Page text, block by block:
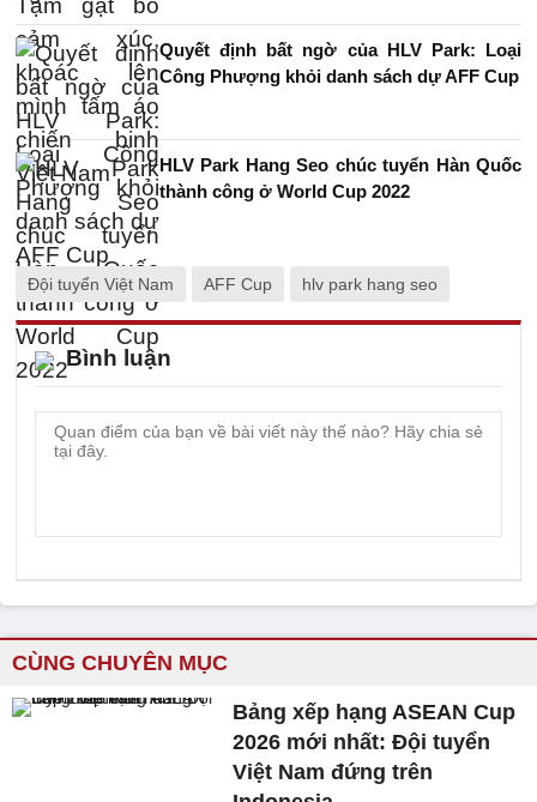
Quyết định bất ngờ của HLV Park: Loại
Công Phượng khỏi danh sách dự AFF Cup
HLV Park Hang Seo chúc tuyển Hàn Quốc
thành công ở World Cup 2022
Đội tuyển Việt Nam AFF Cup hlv park hang seo
Bình luận
CÙNG CHUYÊN MỤC
Bảng xếp hạng ASEAN Cup
2026 mới nhất: Đội tuyển
Việt Nam đứng trên